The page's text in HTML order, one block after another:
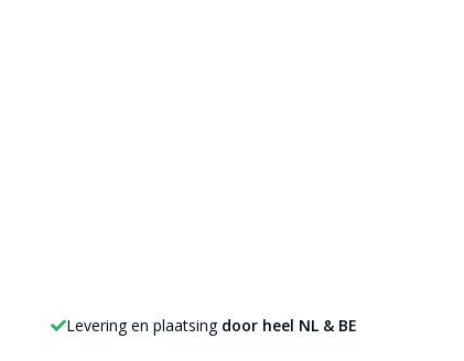
Levering en plaatsing door heel NL & BE